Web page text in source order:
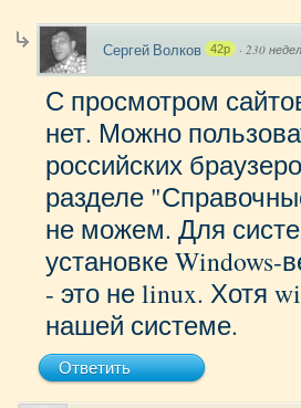
Сергей Волков 42p · 230
С просмотром
нет. Можно
российских
разделе
не можем. Для
установке
- это не linux. Хотя
нашей системе.
Ответить